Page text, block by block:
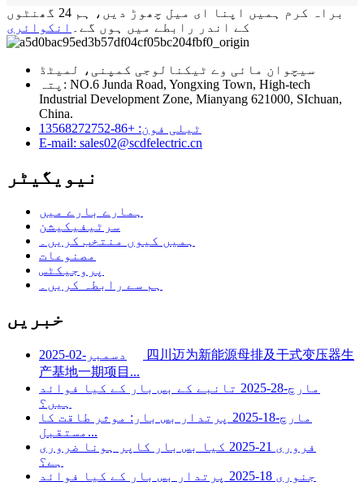
براہ کرم ہمیں اپنا ای میل چھوڑ دیں، ہم 24 گھنٹوں
کے اندر رابطے میں ہوں گے۔
انکوائری
سیچوان مائی وے ٹیکنالوجی کمپنی، لمیٹڈ
پتہ: NO.6 Junda Road, Yongxing Town, High-tech
Industrial Development Zone, Mianyang 621000, SIchuan,
China.
ٹیلی فون: +86-13568272752
E-mail: sales02@scdfelectric.cn
نیویگیٹر
ہمارے بارے میں
سرٹیفیکیشن
ہمیں کیوں منتخب کریں۔
مصنوعات
پروجیکٹس
ہم سے رابطہ کریں۔
خبریں
دسمبر-02-2025
四川迈为新能源母排及干式变压器生
产基地一期项目...
مارچ-28-2025
تانبے کے بس بار کے کیا فوائد
ہیں؟
مارچ-18-2025
پرتدار بس بار: موثر طاقت کا
مستقبل...
فروری 21-2025
کیا بس بار کاپر ہونا ضروری
ہے؟
جنوری 18-2025
پرتدار بس بار کے کیا فوائد